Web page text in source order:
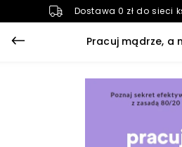
Dostawa 0 zł do sieci
Pracuj mądrze, a